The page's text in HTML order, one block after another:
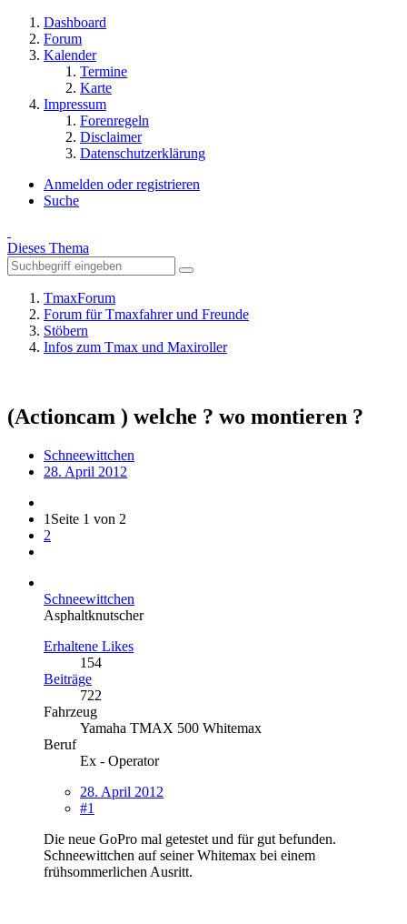
Dashboard
Forum
Kalender
Termine
Karte
Impressum
Forenregeln
Disclaimer
Datenschutzerklärung
Anmelden oder registrieren
Suche
Dieses Thema
TmaxForum
Forum für Tmaxfahrer und Freunde
Stöbern
Infos zum Tmax und Maxiroller
(Actioncam ) welche ? wo montieren ?
Schneewittchen
28. April 2012
1 Seite 1 von 2
2
Schneewittchen
Asphaltknutscher
Erhaltene Likes
154
Beiträge
722
Fahrzeug
Yamaha TMAX 500 Whitemax
Beruf
Ex - Operator
28. April 2012
#1
Die neue GoPro mal getestet und für gut befunden.
Schneewittchen auf seiner Whitemax bei einem
frühsommerlichen Ausritt.